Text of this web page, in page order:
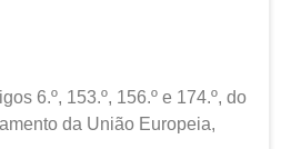
6.º, 153.º, 156.º e 174.º, do
da União Europeia,